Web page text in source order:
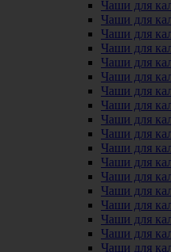
Чаши для
Чаши для
Чаши для
Чаши для
Чаши для
Чаши для
Чаши для
Чаши для
Чаши для
Чаши для
Чаши для
Чаши для
Чаши для
Чаши для
Чаши для
Чаши для
Чаши для
Чаши для